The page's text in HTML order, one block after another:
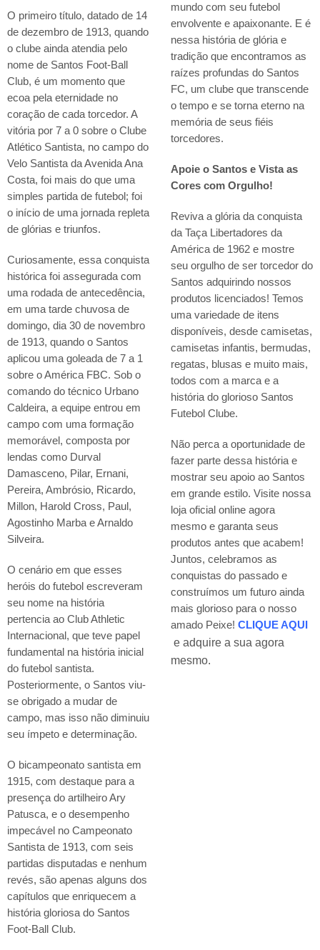
O primeiro título, datado de 14
de dezembro de 1913, quando
o clube ainda atendia pelo
nome de Santos Foot-Ball
Club, é um momento que
ecoa pela eternidade no
coração de cada torcedor. A
vitória por 7 a 0 sobre o Clube
Atlético Santista, no campo do
Velo Santista da Avenida Ana
Costa, foi mais do que uma
simples partida de futebol; foi
o início de uma jornada repleta
de glórias e triunfos.
Curiosamente, essa conquista
histórica foi assegurada com
uma rodada de antecedência,
em uma tarde chuvosa de
domingo, dia 30 de novembro
de 1913, quando o Santos
aplicou uma goleada de 7 a 1
sobre o América FBC. Sob o
comando do técnico Urbano
Caldeira, a equipe entrou em
campo com uma formação
memorável, composta por
lendas como Durval
Damasceno, Pilar, Ernani,
Pereira, Ambrósio, Ricardo,
Millon, Harold Cross, Paul,
Agostinho Marba e Arnaldo
Silveira.
O cenário em que esses
heróis do futebol escreveram
seu nome na história
pertencia ao Club Athletic
Internacional, que teve papel
fundamental na história inicial
do futebol santista.
Posteriormente, o Santos viu-
se obrigado a mudar de
campo, mas isso não diminuiu
seu ímpeto e determinação.
O bicampeonato santista em
1915, com destaque para a
presença do artilheiro Ary
Patusca, e o desempenho
impecável no Campeonato
Santista de 1913, com seis
partidas disputadas e nenhum
revés, são apenas alguns dos
capítulos que enriquecem a
história gloriosa do Santos
Foot-Ball Club.
mundo com seu futebol
envolvente e apaixonante. E é
nessa história de glória e
tradição que encontramos as
raízes profundas do Santos
FC, um clube que transcende
o tempo e se torna eterno na
memória de seus fiéis
torcedores.
Apoie o Santos e Vista as
Cores com Orgulho!
Reviva a glória da conquista
da Taça Libertadores da
América de 1962 e mostre
seu orgulho de ser torcedor do
Santos adquirindo nossos
produtos licenciados! Temos
uma variedade de itens
disponíveis, desde camisetas,
camisetas infantis, bermudas,
regatas, blusas e muito mais,
todos com a marca e a
história do glorioso Santos
Futebol Clube.
Não perca a oportunidade de
fazer parte dessa história e
mostrar seu apoio ao Santos
em grande estilo. Visite nossa
loja oficial online agora
mesmo e garanta seus
produtos antes que acabem!
Juntos, celebramos as
conquistas do passado e
construímos um futuro ainda
mais glorioso para o nosso
amado Peixe! CLIQUE AQUI
e adquire a sua agora
mesmo.